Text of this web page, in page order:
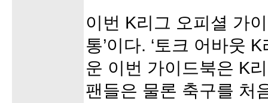
이번 K리그 오피셜 가
통’이다. ‘토크 어바웃
운 이번 가이드북은 K
팬들은 물론 축구를 처